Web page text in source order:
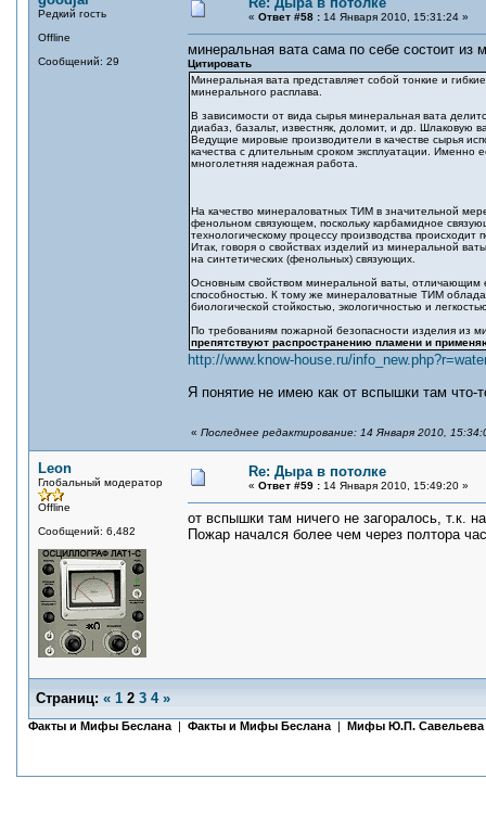
Редкий гость
Offline
Сообщений: 29
« Ответ #58 : 14 Января 2010, 15:31:24 »
минеральная вата сама по себе состоит
Цитировать
Минеральная вата представляет собой тонкие и
минерального расплава.
В зависимости от вида сырья минеральная вата
диабаз, базальт, известняк, доломит, и др. Шлаковую
Ведущие мировые производители в качестве сырья
качества с длительным сроком эксплуатации. Именно
многолетняя надежная работа.
На качество минераловатных ТИМ в значительной
фенольном связующем, поскольку карбамидное
технологическому процессу производства
Итак, говоря о свойствах изделий из минеральной
на синтетических (фенольных) связующих.
Основным свойством минеральной ваты, отличающим
способностью. К тому же минераловатные ТИМ
биологической стойкостью, экологичностью и
По требованиям пожарной безопасности изделия из
препятствуют распространению пламени и
http://www.know-house.ru/
Я понятие не имею как от вспышки там что-
« Последнее редактирование: 14 Января 2010,
Leon
Глобальный модератор
Offline
Сообщений: 6,482
Re: Дыра в потолке
« Ответ #59 : 14 Января 2010, 15:49:20 »
от вспышки там ничего не загоралось, т.к.
Пожар начался более чем через полтора
Страниц: « 1 2 3 4 »
Факты и Мифы Беслана | Факты и Мифы Беслана | Мифы Ю.П. Савельева